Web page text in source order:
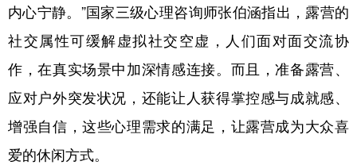
内心宁静。”国家三级心理咨询师张伯涵指出，露营的
社交属性可缓解虚拟社交空虚，人们面对面交流协
作，在真实场景中加深情感连接。而且，准备露营、
应对户外突发状况，还能让人获得掌控感与成就感、
增强自信，这些心理需求的满足，让露营成为大众喜
爱的休闲方式。